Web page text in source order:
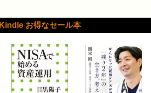
Kindle お得なセール本